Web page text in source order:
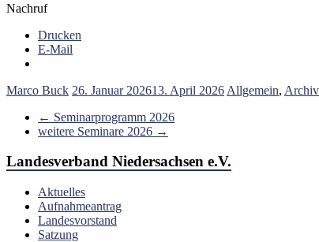
Nachruf
Drucken
E-Mail
Marco Buck 26. Januar 202613. April 2026 Allgemein, Archiv
← Seminarprogramm 2026
weitere Seminare 2026 →
Landesverband Niedersachsen e.V.
Aktuelles
Aufnahmeantrag
Landesvorstand
Satzung